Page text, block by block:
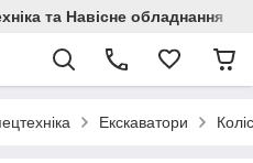
та Навісне обладнання
Екскаватори